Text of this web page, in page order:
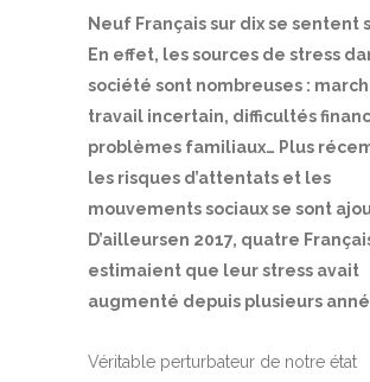
Neuf Français sur dix se sentent
En effet, les sources de stress
société sont nombreuses :
travail incertain, difficultés
problèmes familiaux… Plus
les risques d’attentats et les
mouvements sociaux se sont
D’ailleursen 2017, quatre
estimaient que leur stress avait
augmenté depuis plusieurs
Véritable perturbateur de notre état